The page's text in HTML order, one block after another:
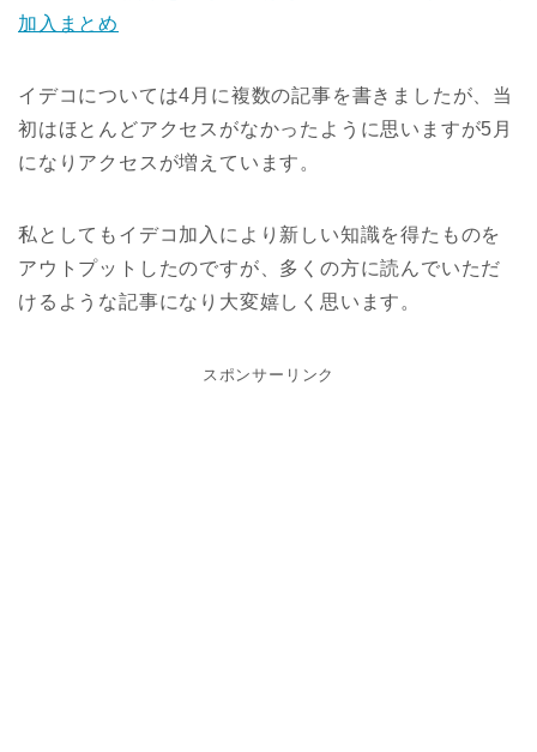
加入まとめ
イデコについては4月に複数の記事を書きましたが、当
初はほとんどアクセスがなかったように思いますが5月
になりアクセスが増えています。
私としてもイデコ加入により新しい知識を得たものを
アウトプットしたのですが、多くの方に読んでいただ
けるような記事になり大変嬉しく思います。
スポンサーリンク